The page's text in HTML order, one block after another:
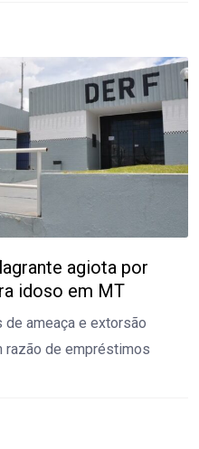
agiota por
idoso em MT
ameaça e extorsão
razão de empréstimos